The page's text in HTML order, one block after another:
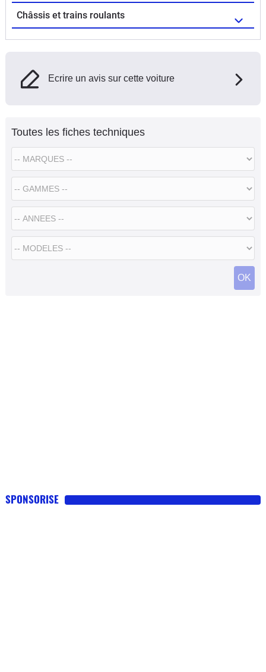
Châssis et trains roulants
Ecrire un avis sur cette voiture
Toutes les fiches techniques
SPONSORISE